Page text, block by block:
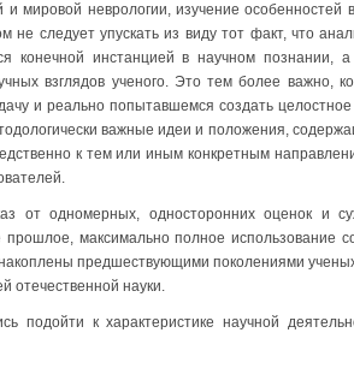
мировой неврологии, изучение особенностей
следует упускать из виду тот факт, что
конечной инстанцией в научном познании,
взглядов ученого. Это тем более важно,
и реально попытавшемся создать целостное
важные идеи и положения,
к тем или иным конкретным
от одномерных, односторонних оценок и
прошлое, максимально полное использование
предшествующими поколениями
отечественной науки.
подойти к характеристике научной